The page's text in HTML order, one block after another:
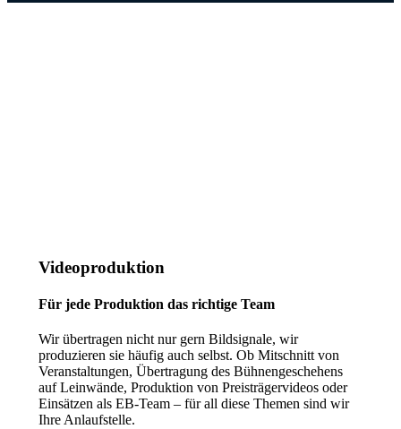
Videoproduktion
Für jede Produktion das richtige Team
Wir übertragen nicht nur gern Bildsignale, wir
produzieren sie häufig auch selbst. Ob Mitschnitt von
Veranstaltungen, Übertragung des Bühnengeschehens
auf Leinwände, Produktion von Preisträgervideos oder
Einsätzen als EB-Team – für all diese Themen sind wir
Ihre Anlaufstelle.